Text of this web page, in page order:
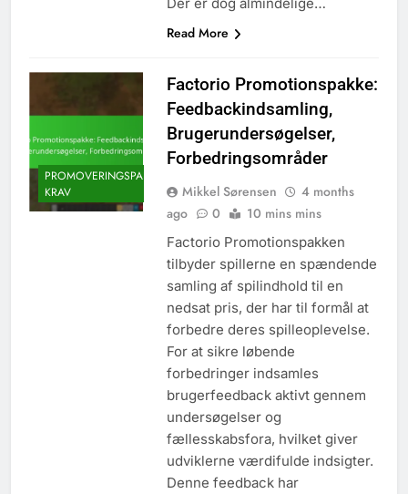
Read More
PROMOVERINGSPAKKE
KRAV
Factorio Promotionspakke:
Feedbackindsamling,
Brugerundersøgelser,
Forbedringsområder
Mikkel Sørensen
4 months
ago
0 10 mins mins
Factorio Promotionspakken
tilbyder spillerne en spændende
samling af spilindhold til en
nedsat pris, der har til formål at
forbedre deres spilleoplevelse.
For at sikre løbende
forbedringer indsamles
brugerfeedback aktivt gennem
undersøgelser og
fællesskabsfora, hvilket giver
udviklerne værdifulde indsigter.
Denne feedback har